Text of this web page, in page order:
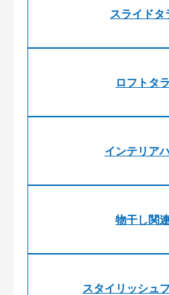
スライドタ
ロフトタ
インテリア
物干し関
スタイリッシュ